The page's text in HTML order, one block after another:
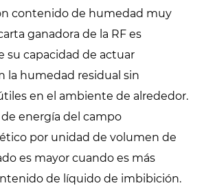
contenido de humedad muy
ganadora de la RF es
su capacidad de actuar
la humedad residual sin
en el ambiente de alrededor.
energía del campo
por unidad de volumen de
es mayor cuando es más
de líquido de imbibición.